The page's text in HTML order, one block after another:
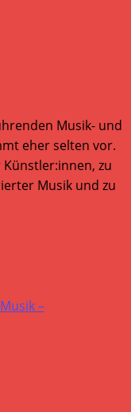
Musik- und
eher selten vor.
zu
Musik und zu
–